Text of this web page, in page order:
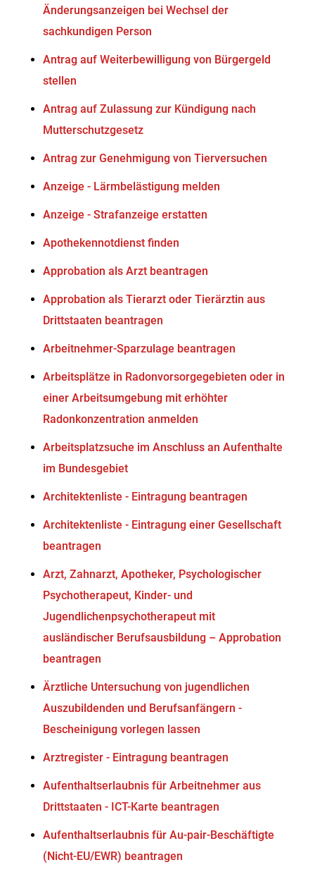
Änderungsanzeigen bei Wechsel der
sachkundigen Person
Antrag auf Weiterbewilligung von Bürgergeld
stellen
Antrag auf Zulassung zur Kündigung nach
Mutterschutzgesetz
Antrag zur Genehmigung von Tierversuchen
Anzeige - Lärmbelästigung melden
Anzeige - Strafanzeige erstatten
Apothekennotdienst finden
Approbation als Arzt beantragen
Approbation als Tierarzt oder Tierärztin aus
Drittstaaten beantragen
Arbeitnehmer-Sparzulage beantragen
Arbeitsplätze in Radonvorsorgegebieten oder in
einer Arbeitsumgebung mit erhöhter
Radonkonzentration anmelden
Arbeitsplatzsuche im Anschluss an Aufenthalte
im Bundesgebiet
Architektenliste - Eintragung beantragen
Architektenliste - Eintragung einer Gesellschaft
beantragen
Arzt, Zahnarzt, Apotheker, Psychologischer
Psychotherapeut, Kinder- und
Jugendlichenpsychotherapeut mit
ausländischer Berufsausbildung – Approbation
beantragen
Ärztliche Untersuchung von jugendlichen
Auszubildenden und Berufsanfängern -
Bescheinigung vorlegen lassen
Arztregister - Eintragung beantragen
Aufenthaltserlaubnis für Arbeitnehmer aus
Drittstaaten - ICT-Karte beantragen
Aufenthaltserlaubnis für Au-pair-Beschäftigte
(Nicht-EU/EWR) beantragen